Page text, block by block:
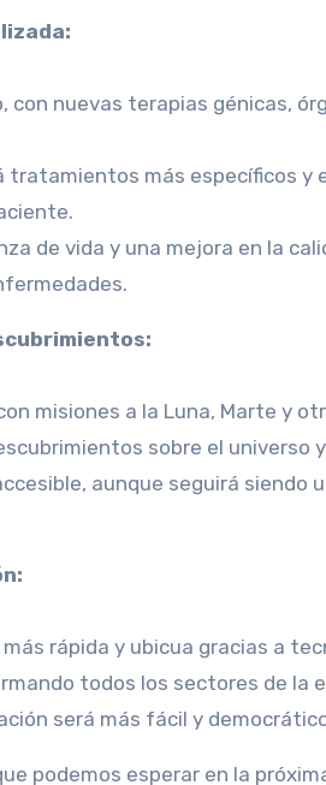
con nuevas terapias génicas,
tratamientos más específicos y
de vida y una mejora en la
misiones a la Luna, Marte y
sobre el universo
aunque seguirá siendo
rápida y ubicua gracias a
todos los sectores de la
será más fácil y
podemos esperar en la